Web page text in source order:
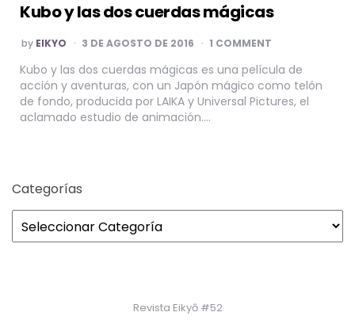
Kubo y las dos cuerdas mágicas
POSTED
BY
by EIKYO 3 DE AGOSTO DE 2016 1 COMMENT
Kubo y las dos cuerdas mágicas es una película de
acción y aventuras, con un Japón mágico como telón
de fondo, producida por LAIKA y Universal Pictures, el
aclamado estudio de animación….
Categorías
Revista Eikyō #52